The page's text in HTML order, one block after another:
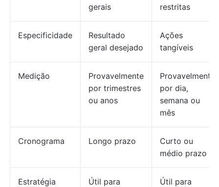
gerais
restritas
Especificidade
Resultado
geral desejado
Ações
tangíveis
Medição
Provavelmente
por trimestres
ou anos
Provavelmente
por dia,
semana ou
mês
Cronograma Longo prazo
Curto ou
médio prazo
Estratégia
Útil para
Útil para